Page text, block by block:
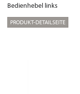
Bedienhebel links
PRODUKT-DETAILSEITE